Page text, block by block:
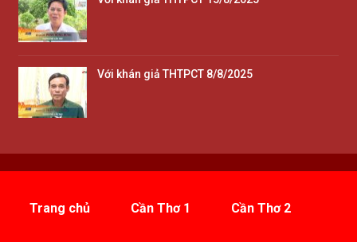
Với khán giả THTPCT 8/8/2025
Trang chủ Cần Thơ 1 Cần Thơ 2